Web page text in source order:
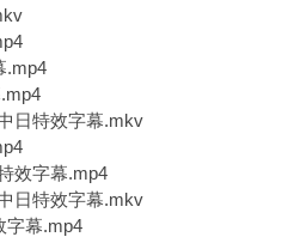
.mp4
日特效字幕.mkv
效字幕.mp4
日特效字幕.mkv
字幕.mp4